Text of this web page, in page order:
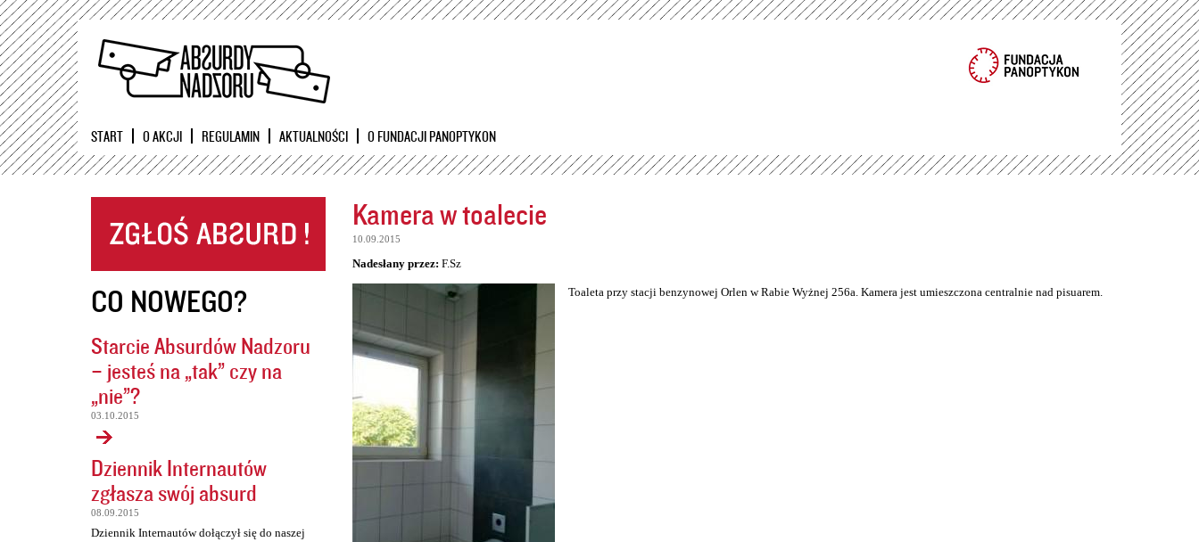
Przejdź
START O AKCJI REGULAMIN AKTUALNOŚCI O FUNDACJI PANOPTYKON
CO NOWEGO?
Starcie Absurdów Nadzoru
– jesteś na „tak” czy na
„nie”?
03.10.2015
Dziennik Internautów
zgłasza swój absurd
08.09.2015
Dziennik Internautów dołączył się do naszej
Kamera w toalecie
10.09.2015
Nadesłany przez: F.Sz
Toaleta przy stacji benzynowej Orlen w Rabie Wyżnej 256a. Kamera jest umieszczona centralnie nad pisuarem.